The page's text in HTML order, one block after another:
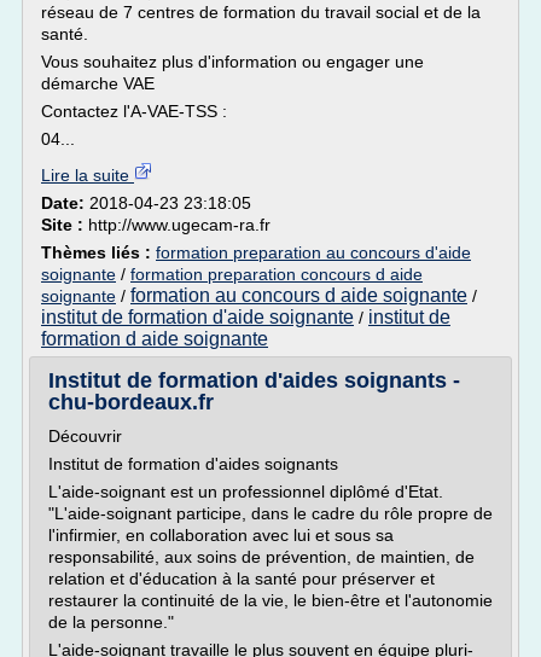
réseau de 7 centres de formation du travail social et de la
santé.
Vous souhaitez plus d'information ou engager une
démarche VAE
Contactez l'A-VAE-TSS :
04...
Lire la suite
Date: 2018-04-23 23:18:05
Site : http://www.ugecam-ra.fr
Thèmes liés : formation preparation au concours d'aide
soignante / formation preparation concours d aide
soignante / formation au concours d aide soignante /
institut de formation d'aide soignante / institut de
formation d aide soignante
Institut de formation d'aides soignants -
chu-bordeaux.fr
Découvrir
Institut de formation d'aides soignants
L'aide-soignant est un professionnel diplômé d'Etat.
"L'aide-soignant participe, dans le cadre du rôle propre de
l'infirmier, en collaboration avec lui et sous sa
responsabilité, aux soins de prévention, de maintien, de
relation et d'éducation à la santé pour préserver et
restaurer la continuité de la vie, le bien-être et l'autonomie
de la personne."
L'aide-soignant travaille le plus souvent en équipe pluri-